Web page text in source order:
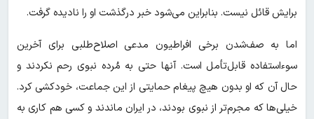
برایش قائل نیست. بنابراین می‌شود خبر درگذشت او را نادیده گرفت.
اما به صف‌شدن برخی افراطیون مدعی اصلاح‌طلبی برای آخرین
سوءاستفاده قابل‌تأمل است. آنها حتی به مُرده نبوی رحم نکردند و
حال آن که او بدون هیچ پیغام حمایتی از این جماعت، خودکشی کرد.
خیلی‌ها که مجرم‌تر از نبوی بودند، در ایران ماندند و کسی هم کاری به